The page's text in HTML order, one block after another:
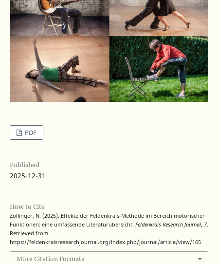
PDF
Published
2025-12-31
How to Cite
Zollinger, N. (2025). Effekte der Feldenkrais-Methode im Bereich motorischer
Funktionen: eine umfassende Literaturübersicht. Feldenkrais Research Journal, 7.
Retrieved from
https://feldenkraisresearchjournal.org/index.php/journal/article/view/165
More Citation Formats